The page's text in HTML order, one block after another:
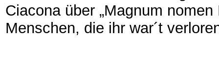
Ciacona über „Magnum nomen
Menschen, die ihr war´t